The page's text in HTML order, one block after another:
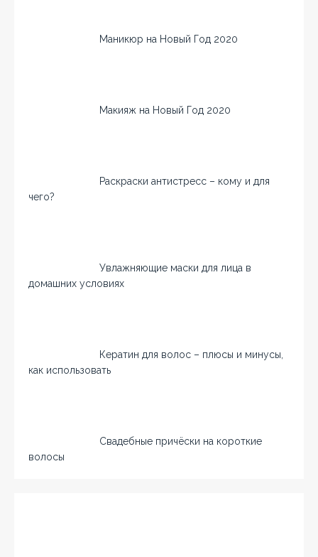
Маникюр на Новый Год 2020
Макияж на Новый Год 2020
Раскраски антистресс – кому и для
чего?
Увлажняющие маски для лица в
домашних условиях
Кератин для волос – плюсы и минусы,
как использовать
Свадебные причёски на короткие
волосы